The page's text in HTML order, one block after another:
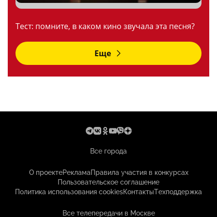
Тест: помните, в каком кино звучала эта песня?
Еще
Все города
О проектеРекламаПравила участия в конкурсах
Пользовательское соглашение
Политика использования cookiesКонтактыТехподдержка
Все телепередачи в Москве